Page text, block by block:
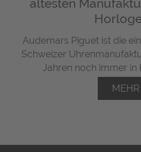
ältesten
Audemars Piguet ist die
Schweizer
Jahren noch immer in
MEHR